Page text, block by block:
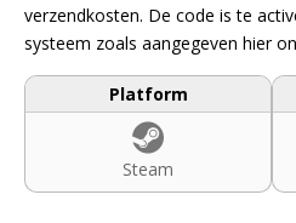
verzendkosten. De code is te
systeem zoals aangegeven hier
Platform
Steam